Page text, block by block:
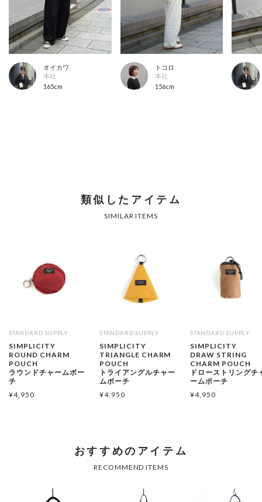
オイカワ
本社
165cm
トコロ
本社
156cm
類似したアイテム
SIMILAR ITEMS
STANDARD SUPPLY
SIMPLICITY
ROUND CHARM
POUCH
ラウンドチャームポー
チ
¥4,950
STANDARD SUPPLY
SIMPLICITY
TRIANGLE CHARM
POUCH
トライアングルチャー
ムポーチ
¥4,950
STANDARD SUPPLY
SIMPLICITY
DRAW STRING
CHARM POUCH
ドローストリングチ
ームポーチ
¥4,950